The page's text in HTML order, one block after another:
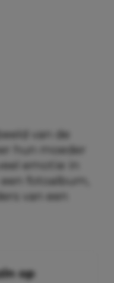
van de
hun moeder
emotie in
fotoalbum,
van een
op